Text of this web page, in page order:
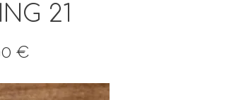
21
€